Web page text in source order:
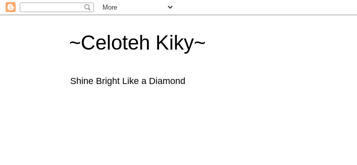
~Celoteh Kiky~
Shine Bright Like a Diamond